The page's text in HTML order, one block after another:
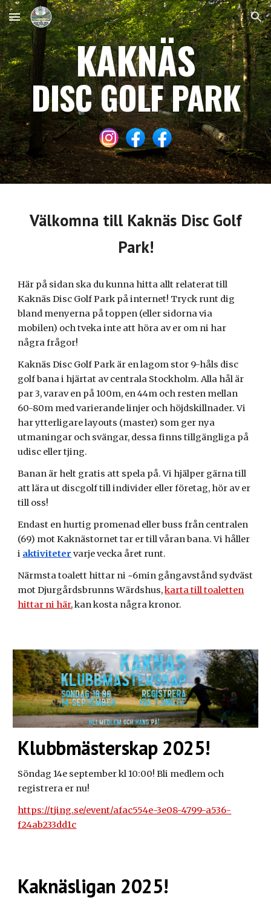
Skip to main content Skip to navigation
KAKNÄS
DISC GOLF PARK
Välkomna till Kaknäs Disc Golf
Park!
Här på sidan ska du kunna hitta allt relaterat till
Kaknäs Disc Golf Park på internet! Tryck runt dig
bland menyerna på toppen (eller sidorna via
mobilen) och tveka inte att höra av er om ni har
några frågor!
Kaknäs Disc Golf Park är en lagom stor 9-håls disc
golf bana i hjärtat av centrala Stockholm. Alla hål är
par 3, varav en på 100m, en 44m och resten mellan
60-80m med varierande linjer och höjdskillnader. Vi
har ytterligare layouts (master) som ger nya
utmaningar och svängar, dessa finns tillgängliga på
udisc eller tjing.
Banan är helt gratis att spela på. Vi hjälper gärna till
att lära ut discgolf till individer eller företag, hör av er
till oss!
Endast en hurtig promenad eller buss från centralen
(69) mot Kaknästornet tar er till våran bana. Vi håller
i aktiviteter varje vecka året runt.
Närmsta toalett hittar ni ~6min gångavstånd sydväst
mot Djurgårdsbrunns Wärdshus,karta till toaletten
hittar ni här, kan kosta några kronor.
Klubbmästerskap 2025!
Söndag 14e september kl 10:00! Bli medlem och
registrera er nu!
https://tjing.se/event/afac554e-3e08-4799-a536-
f24ab233dd1c
Kaknäsligan 2025!